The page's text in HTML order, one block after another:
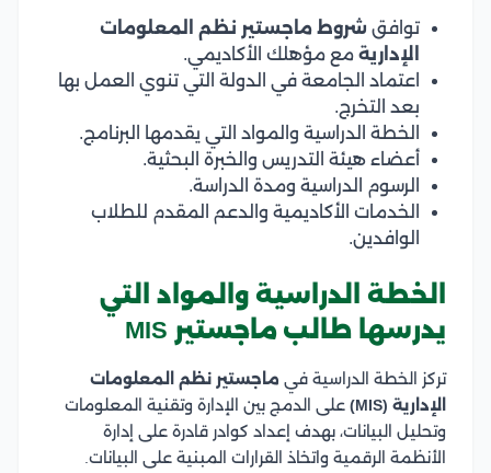
توافق شروط ماجستير نظم المعلومات
الإدارية مع مؤهلك الأكاديمي.
اعتماد الجامعة في الدولة التي تنوي العمل بها
بعد التخرج.
الخطة الدراسية والمواد التي يقدمها البرنامج.
أعضاء هيئة التدريس والخبرة البحثية.
الرسوم الدراسية ومدة الدراسة.
الخدمات الأكاديمية والدعم المقدم للطلاب
الوافدين.
الخطة الدراسية والمواد التي
يدرسها طالب ماجستير MIS
تركز الخطة الدراسية في ماجستير نظم المعلومات
الإدارية (MIS)
على الدمج بين الإدارة وتقنية المعلومات
وتحليل البيانات، بهدف إعداد كوادر قادرة على إدارة
الأنظمة الرقمية واتخاذ القرارات المبنية على البيانات.